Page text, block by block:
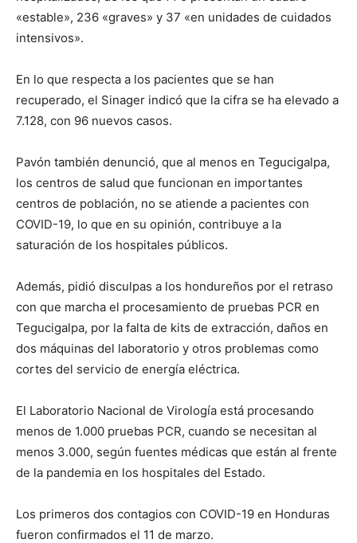
«estable», 236 «graves» y 37 «en unidades de cuidados
intensivos».
En lo que respecta a los pacientes que se han
recuperado, el Sinager indicó que la cifra se ha elevado a
7.128, con 96 nuevos casos.
Pavón también denunció, que al menos en Tegucigalpa,
los centros de salud que funcionan en importantes
centros de población, no se atiende a pacientes con
COVID-19, lo que en su opinión, contribuye a la
saturación de los hospitales públicos.
Además, pidió disculpas a los hondureños por el retraso
con que marcha el procesamiento de pruebas PCR en
Tegucigalpa, por la falta de kits de extracción, daños en
dos máquinas del laboratorio y otros problemas como
cortes del servicio de energía eléctrica.
El Laboratorio Nacional de Virología está procesando
menos de 1.000 pruebas PCR, cuando se necesitan al
menos 3.000, según fuentes médicas que están al frente
de la pandemia en los hospitales del Estado.
Los primeros dos contagios con COVID-19 en Honduras
fueron confirmados el 11 de marzo.